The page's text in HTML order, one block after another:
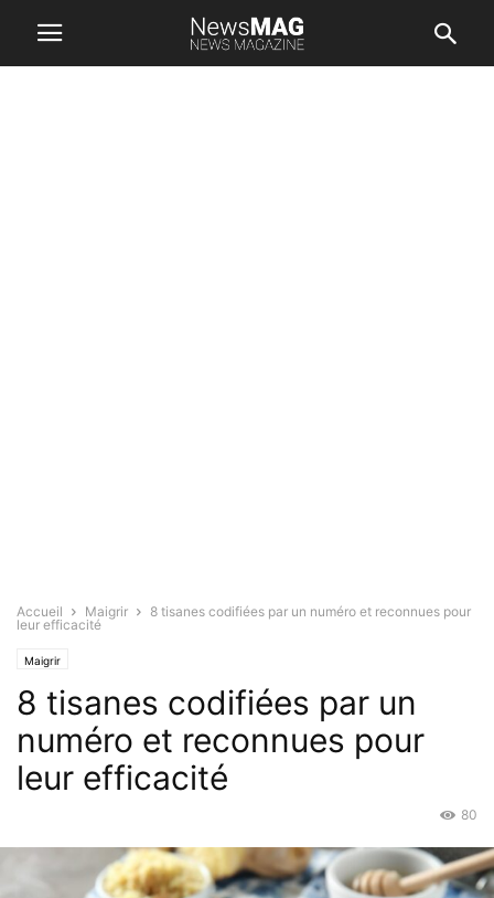
Accueil Maigrir
8 tisanes codifiées par un numéro et reconnues pour
leur efficacité
Maigrir
8 tisanes codifiées par un
numéro et reconnues pour
leur efficacité
80